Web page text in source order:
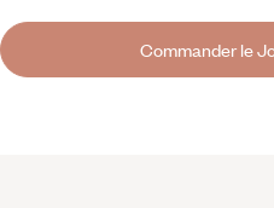
Commander le